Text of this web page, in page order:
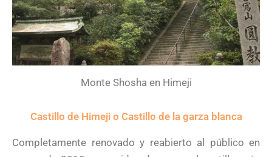
Monte Shosha en Himeji
Castillo de Himeji o Castillo de la garza blanca
Completamente renovado y reabierto al público en